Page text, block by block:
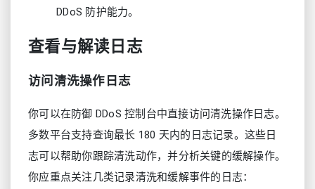
DDoS 防护能力。
查看与解读日志
访问清洗操作日志
你可以在防御 DDoS 控制台中直接访问清洗操作日志。
多数平台支持查询最长 180 天内的日志记录。这些日
志可以帮助你跟踪清洗动作，并分析关键的缓解操作。
你应重点关注几类记录清洗和缓解事件的日志：